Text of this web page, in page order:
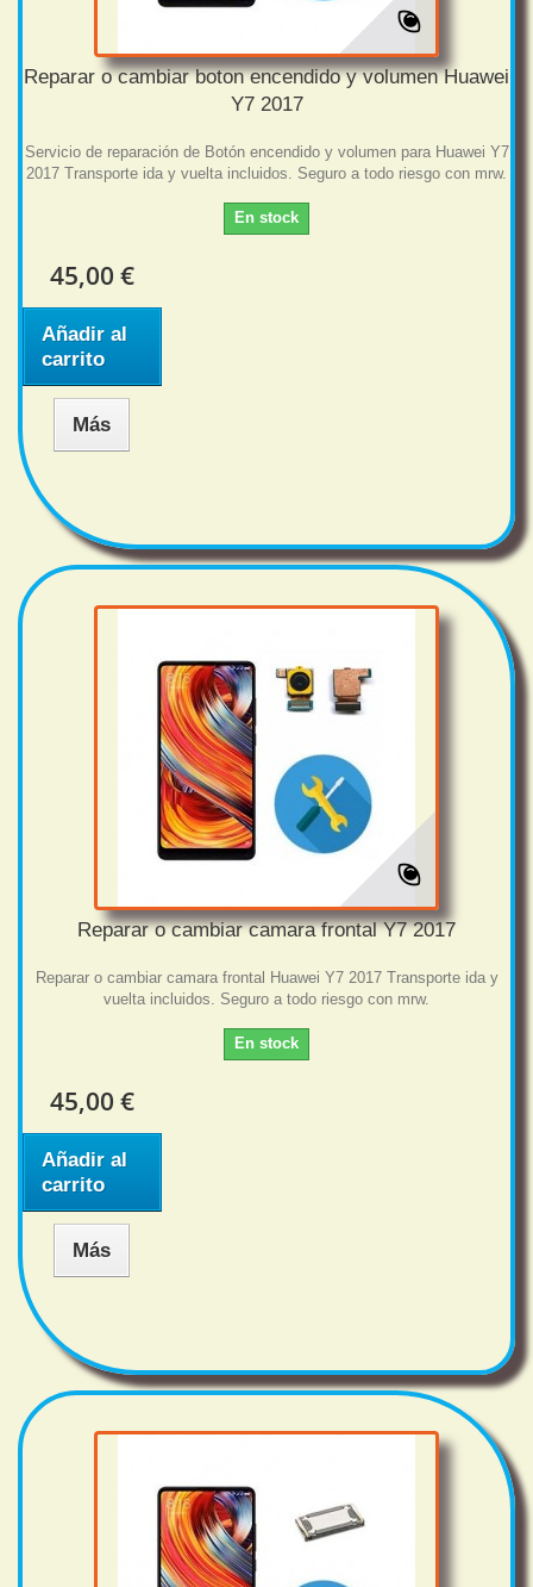
Reparar o cambiar boton encendido y volumen Huawei
Y7 2017
Servicio de reparación de Botón encendido y volumen para Huawei Y7
2017 Transporte ida y vuelta incluidos. Seguro a todo riesgo con mrw.
En stock
45,00 €
Añadir al
carrito
Más
Reparar o cambiar camara frontal Y7 2017
Reparar o cambiar camara frontal Huawei Y7 2017 Transporte ida y
vuelta incluidos. Seguro a todo riesgo con mrw.
En stock
45,00 €
Añadir al
carrito
Más